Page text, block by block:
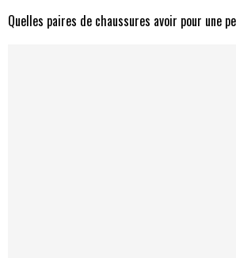
Quelles paires de chaussures avoir pour une